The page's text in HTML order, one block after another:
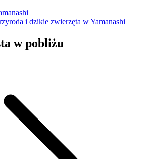
i dzikie zwierzęta w Yamanashi
w pobliżu